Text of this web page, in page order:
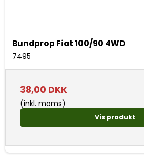
Bundprop Fiat 100/90 4WD
7495
38,00 DKK
(inkl. moms)
Vis produkt